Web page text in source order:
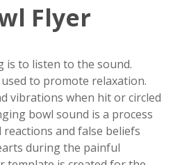
Flyer
is to listen to the sound.
to promote relaxation.
vibrations when hit or circled
bowl sound is a process
and false beliefs
during the painful